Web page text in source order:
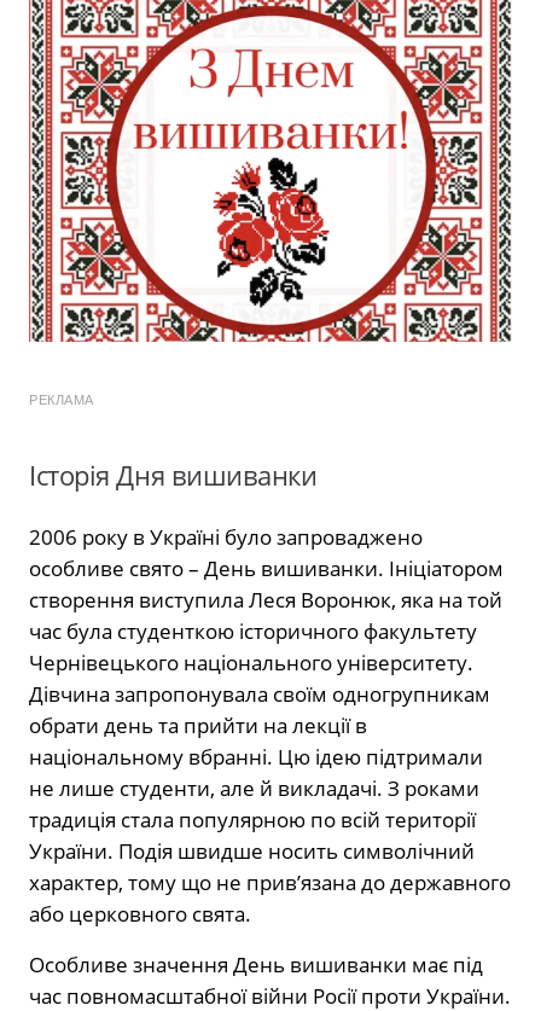
РЕКЛАМА
Історія Дня вишиванки
2006 року в Україні було запроваджено
особливе свято – День вишиванки. Ініціатором
створення виступила Леся Воронюк, яка на той
час була студенткою історичного факультету
Чернівецького національного університету.
Дівчина запропонувала своїм одногрупникам
обрати день та прийти на лекції в
національному вбранні. Цю ідею підтримали
не лише студенти, але й викладачі. З роками
традиція стала популярною по всій території
України. Подія швидше носить символічний
характер, тому що не прив’язана до державного
або церковного свята.
Особливе значення День вишиванки має під
час повномасштабної війни Росії проти України.